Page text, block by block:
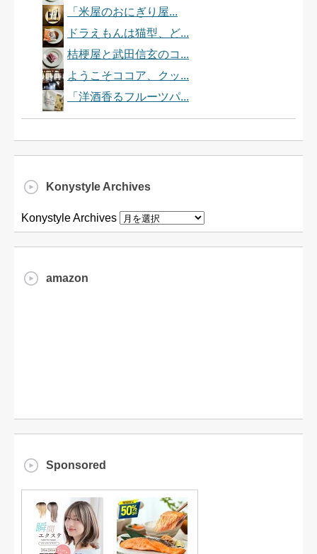
「米屋のおにぎり屋...
ドラえもんは猫型、ど...
桔梗屋と武田信玄のコ...
ようこそココア、クッ...
「洋酒香るフルーツパ...
Konystyle Archives
Konystyle Archives
amazon
Sponsored